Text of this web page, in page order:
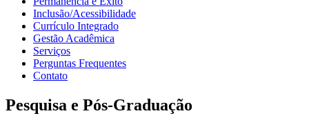
Inclusão/Acessibilidade
Currículo Integrado
Gestão Acadêmica
Serviços
Perguntas Frequentes
Contato
Pesquisa e Pós-Graduação